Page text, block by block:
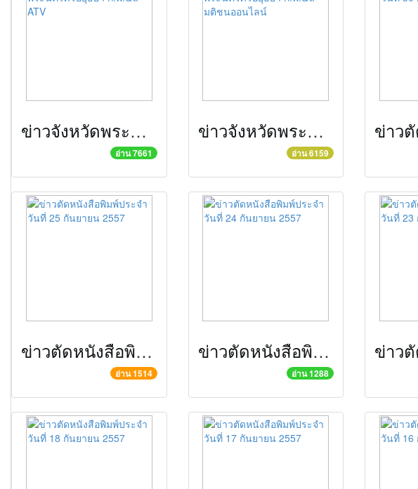
ข่าวจังหวัดพระนครศรีอยุธยา ก.พ.๕๙ ATV
อ่าน 7661
ข่าวจังหวัดพระนครศรีอยุธยา ก.พ.๕๙ มติชนออนไลน์
อ่าน 6159
ข่าวตัดหนังสือพิมพ์ประจำวันที่ 25 กันยายน 2557
อ่าน 1514
ข่าวตัดหนังสือพิมพ์ประจำวันที่ 24 กันยายน 2557
อ่าน 1288